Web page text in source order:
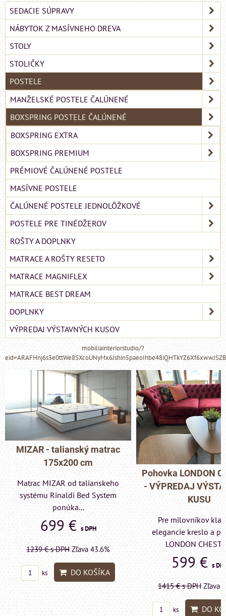
SEDACIE SÚPRAVY
NÁBYTOK Z MASÍVNEHO DREVA
STOLY
STOLIČKY
POSTELE
MANŽELSKÉ POSTELE ČALÚNENÉ
BOXSPRING POSTELE ČALÚNENÉ
BOXSPRING EXTRA
BOXSPRING PREMIUM
PRÉMIOVÉ ČALÚNENÉ POSTELE
MASÍVNE POSTELE
ČALÚNENÉ POSTELE JEDNOLÔŽKOVÉ
POSTELE PRE TINÉDŽEROV
ROŠTY A DOPLNKY
MATRACE A ROŠTY RESETO
MATRACE MAGNIFLEX
MATRACE BEST DREAM
DOPLNKY
VÝPREDAJ VÝSTAVNÝCH KUSOV
mobiliainteriorstudio/?
MIZAR - talianský matrac
175x200 cm
Matrac MIZAR od talianskeho
systému Rinaldi Bed System
ponúka...
699 €s DPH
1239 €s DPH Zľava 43.6%
ks DO KOŠÍKA
Pohovka LONDON
- VÝPREDAJ
KUSU
Pre milovníkov
elegancie kreslo a
LONDON
599 €s
1415 €s DPH Zľava
ks DO